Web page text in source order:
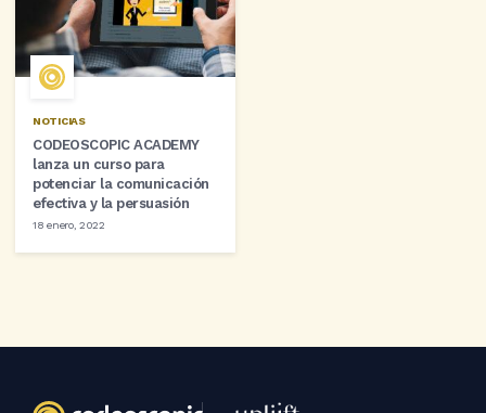
NOTICIAS
CODEOSCOPIC ACADEMY
lanza un curso para
potenciar la comunicación
efectiva y la persuasión
18 enero, 2022